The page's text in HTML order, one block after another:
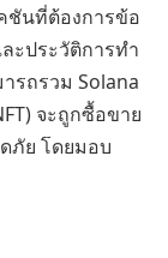
ชันที่ต้องการข้อ
ละประวัติการทำ
รถรวม Solana
จะถูกซื้อขาย
ภัย โดยมอบ